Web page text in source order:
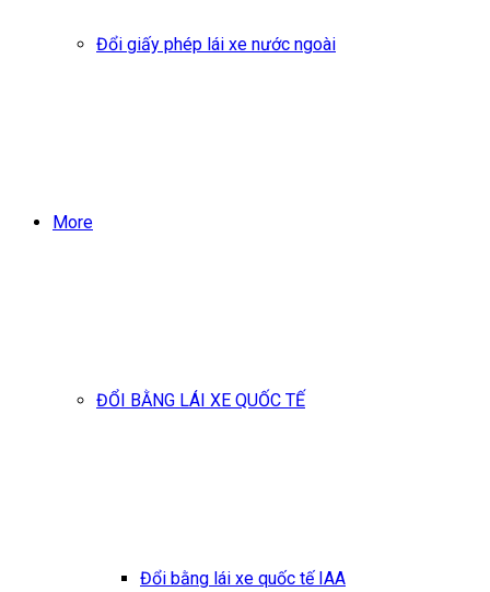
Đổi giấy phép lái xe nước ngoài
More
ĐỔI BẰNG LÁI XE QUỐC TẾ
Đổi bằng lái xe quốc tế IAA